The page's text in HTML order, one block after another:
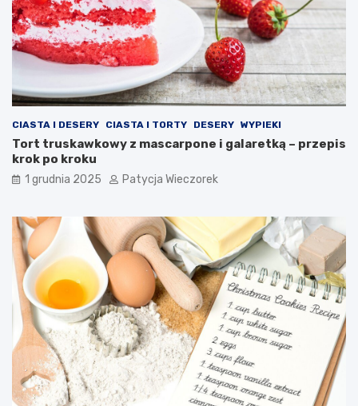
CIASTA I DESERY CIASTA I TORTY DESERY WYPIEKI
Tort truskawkowy z mascarpone i galaretką – przepis
krok po kroku
1 grudnia 2025 Patycja Wieczorek